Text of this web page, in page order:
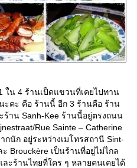
ใน 4 ร้านเป็ดแขวนที่เคยไปทาน
คะ คือ ร้านนี้ อีก 3 ร้านคือ ร้าน
ร้าน Sanh-Kee ร้านนี้อยู่ตรงถนน
Rue Sainte – Catherine
นัก อยู่ระหว่างเมโทรสถานี Sint-
Brouckère เป็นร้านที่อยู่ไม่ไกล
ะร้านไทยที่ใคร ๆ หลายคนเคยได้